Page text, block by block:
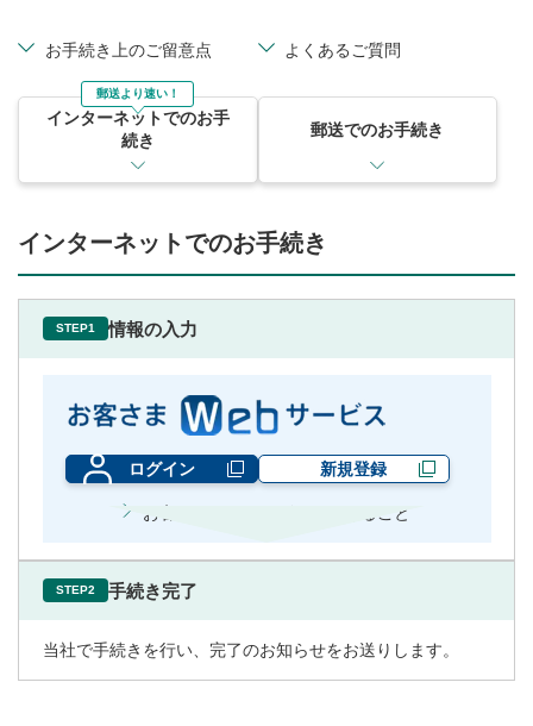
お手続き上のご留意点 よくあるご質問
郵送より速い！
インターネットでのお手
続き
郵送でのお手続き
インターネットでのお手続き
STEP1 情報の入力
ログイン 新規登録
お客さまWebサービスでできること
STEP2 手続き完了
当社で手続きを行い、完了のお知らせをお送りします。